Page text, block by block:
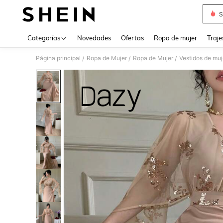
Categorías Novedades Ofertas Ropa de mujer
Página principal / Ropa de Mujer / Ropa de Mujer / Vestidos de